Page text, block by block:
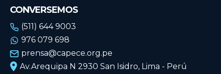
ECUADOR
MÉXICO
URUGUAY
VENEZUELA
ECUADOR
MÉXICO
URUGUAY
VENEZUELA
CONVERSEMOS
(511) 644 9003
976 079 698
prensa@capece.org.pe
Av.Arequipa N 2930 San Isidro, Lima - Perú